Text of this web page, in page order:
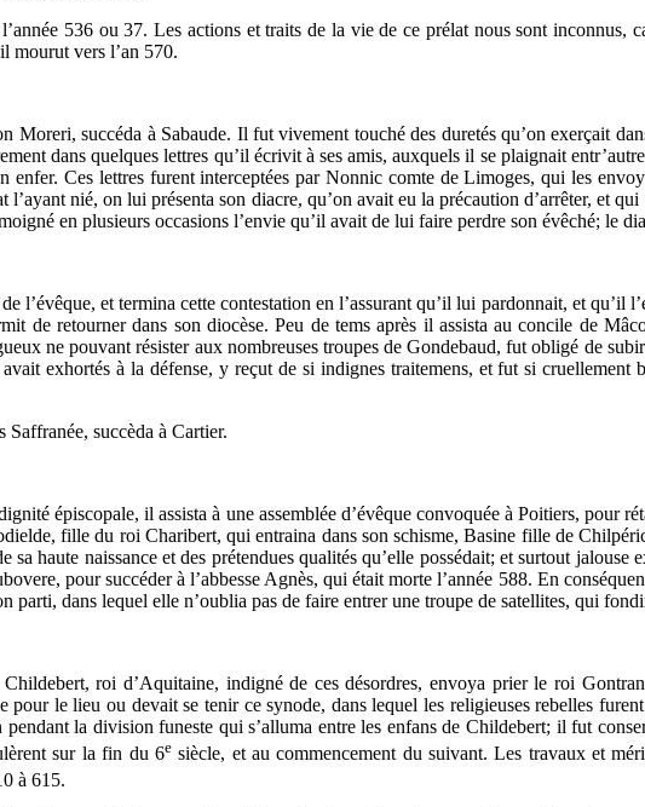
536 ou 37. Les actions et traits de la vie de ce prélat nous sont
mourut vers l’an 570.
Moreri, succéda à Sabaude. Il fut vivement touché des duretés qu’on exerçait
dans quelques lettres qu’il écrivit à ses amis, auxquels il se plaignait
enfer. Ces lettres furent interceptées par Nonnic comte de Limoges, qui les
nié, on lui présenta son diacre, qu’on avait eu la précaution d’arrêter, et
en plusieurs occasions l’envie qu’il avait de lui faire perdre son évêché; le
l’évêque, et termina cette contestation en l’assurant qu’il lui pardonnait, et
de retourner dans son diocèse. Peu de tems après il assista au concile de
ne pouvant résister aux nombreuses troupes de Gondebaud, fut obligé de
exhortés à la défense, y reçut de si indignes traitemens, et fut si
Saffranée, succèda à Cartier.
épiscopale, il assista à une assemblée d’évêque convoquée à Poitiers, pour
fille du roi Charibert, qui entraina dans son schisme, Basine fille de
sa haute naissance et des prétendues qualités qu’elle possédait; et surtout
pour succéder à l’abbesse Agnès, qui était morte l’année 588. En
parti, dans lequel elle n’oublia pas de faire entrer une troupe de satellites, qui
roi d’Aquitaine, indigné de ces désordres, envoya prier le roi
pour le lieu ou devait se tenir ce synode, dans lequel les religieuses rebelles
la division funeste qui s’alluma entre les enfans de Childebert; il fut
sur la fin du 6esiècle, et au commencement du suivant. Les travaux et
à 615.